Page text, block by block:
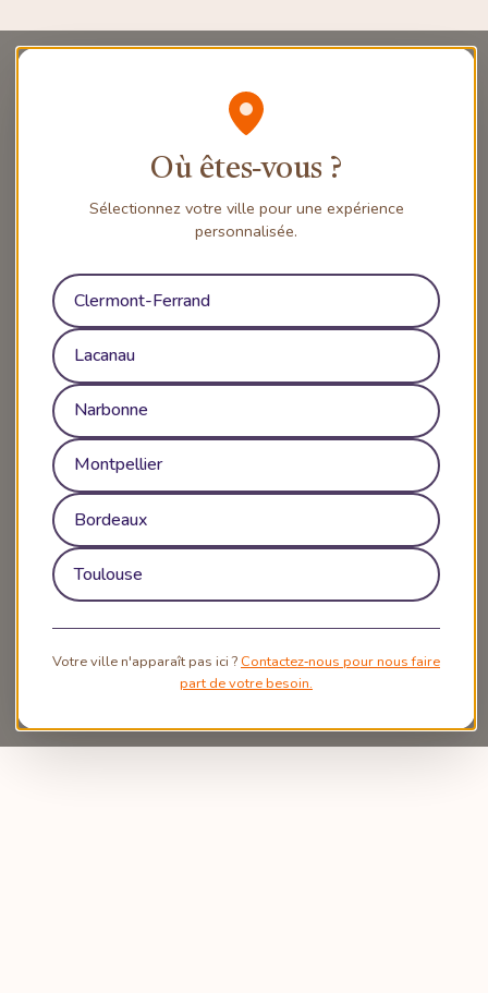
Où êtes‑vous ?
Sélectionnez votre ville pour une expérience
personnalisée.
Clermont-Ferrand
Lacanau
Narbonne
Montpellier
Bordeaux
Toulouse
Votre ville n'apparaît pas ici ? Contactez‑nous pour nous faire
part de votre besoin.